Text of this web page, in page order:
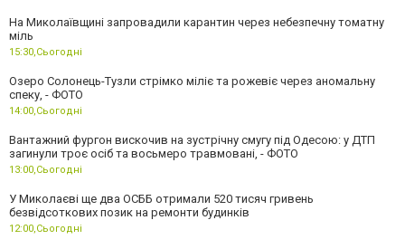
На Миколаївщині запровадили карантин через небезпечну томатну
міль
15:30, Сьогодні
Озеро Солонець-Тузли стрімко міліє та рожевіє через аномальну
спеку, - ФОТО
14:00, Сьогодні
Вантажний фургон вискочив на зустрічну смугу під Одесою: у ДТП
загинули троє осіб та восьмеро травмовані, - ФОТО
13:00, Сьогодні
У Миколаєві ще два ОСББ отримали 520 тисяч гривень
безвідсоткових позик на ремонти будинків
12:00, Сьогодні